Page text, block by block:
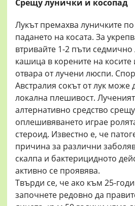
Срещу лунички и косопад
Лукът премахва луничките
падането на косата. За
втривайте 1-2 пъти седмично
кашица в корените на косите
отвара от лучени люспи.
Австралия сокът от лук може
локална плешивост.
алтернативно средство
оплешивяването играе
стероид. Известно е, че
причина за различни
скалпа и бактерицидното
активно се проявява.
Твърди се, че ако към 25-
започнете редовно да